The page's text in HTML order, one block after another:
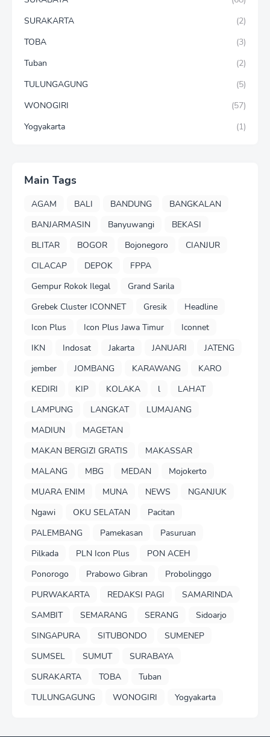
SURAKARTA
(2)
TOBA
(3)
Tuban
(2)
TULUNGAGUNG
(5)
WONOGIRI
(57)
Yogyakarta
(1)
Main Tags
AGAM BALI BANDUNG
BANGKALAN
BANJARMASIN
Banyuwangi
BEKASI
BLITAR
BOGOR Bojonegoro
CIANJUR
CILACAP
DEPOK
FPPA
Gempur Rokok Ilegal
Grand Sarila
Grebek Cluster ICONNET
Gresik
Headline
Icon Plus
Icon Plus Jawa Timur
Iconnet
IKN
Indosat Jakarta JANUARI
JATENG
jember
JOMBANG KARAWANG
KARO
KEDIRI
KIP KOLAKA l
LAHAT
LAMPUNG
LANGKAT
LUMAJANG
MADIUN
MAGETAN
MAKAN BERGIZI GRATIS
MAKASSAR
MALANG
MBG MEDAN
Mojokerto
MUARA ENIM
MUNA NEWS
NGANJUK
Ngawi
OKU SELATAN
Pacitan
PALEMBANG
Pamekasan
Pasuruan
Pilkada
PLN Icon Plus
PON ACEH
Ponorogo
Prabowo Gibran
Probolinggo
PURWAKARTA
REDAKSI PAGI
SAMARINDA
SAMBIT
SEMARANG SERANG
Sidoarjo
SINGAPURA
SITUBONDO
SUMENEP
SUMSEL
SUMUT
SURABAYA
SURAKARTA
TOBA
Tuban
TULUNGAGUNG
WONOGIRI Yogyakarta